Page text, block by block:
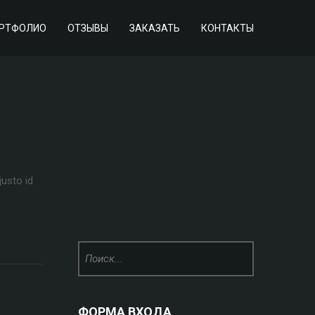
ОТЗЫВЫ ЗАКАЗАТЬ КОНТАКТЫ
id
ФОРМА ВХОДА